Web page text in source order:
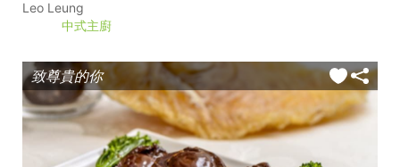
Leo Leung
中式主廚
致尊貴的你